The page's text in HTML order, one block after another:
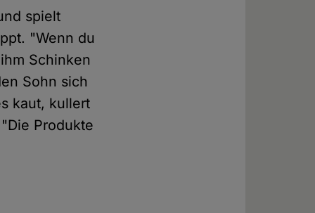
spielt
"Wenn du
Schinken
Sohn sich
kaut, kullert
Produkte